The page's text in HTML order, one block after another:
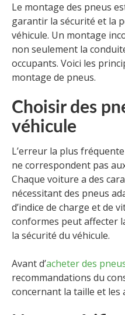
Le montage des pneus
garantir la sécurité et la
véhicule. Un montage
non seulement la
occupants. Voici les
montage de pneus.
Choisir des
véhicule
L’erreur la plus
ne correspondent pas
Chaque voiture a des
nécessitant des pneus
d’indice de charge et de
conformes peut affecter
la sécurité du véhicule.
Avant d’acheter des
recommandations du
concernant la taille et les